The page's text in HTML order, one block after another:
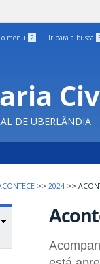
o menu 2 Ir para a busca
DE UBERLÂNDIA
>> 2024 >>